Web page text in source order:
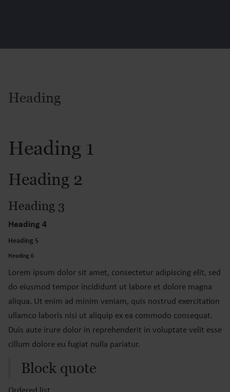
Heading
Heading 1
Heading 2
Heading 3
Heading 4
Heading 5
Heading 6
Lorem ipsum dolor sit amet, consectetur adipiscing elit, sed
do eiusmod tempor incididunt ut labore et dolore magna
aliqua. Ut enim ad minim veniam, quis nostrud exercitation
ullamco laboris nisi ut aliquip ex ea commodo consequat.
Duis aute irure dolor in reprehenderit in voluptate velit esse
cillum dolore eu fugiat nulla pariatur.
Block quote